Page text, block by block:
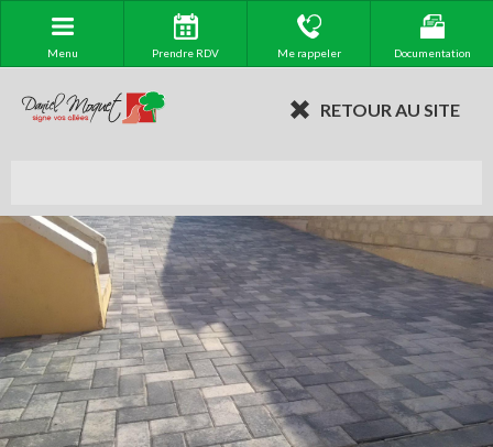
Menu Prendre RDV Me rappeler Documentation
RETOUR AU SITE